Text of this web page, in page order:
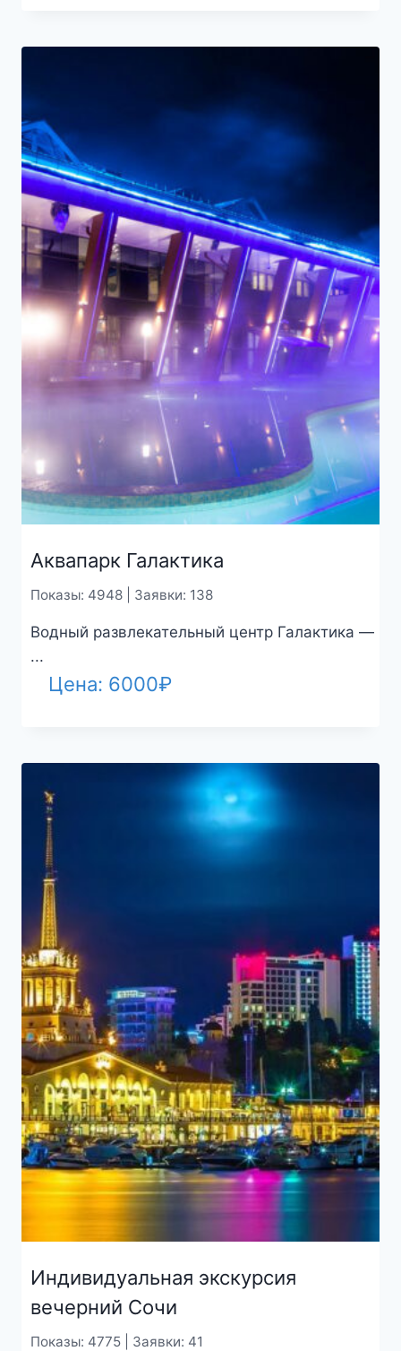
Аквапарк Галактика
Показы: 4948 | Заявки: 138
Водный развлекательный центр Галактика —
...
Цена: 6000₽
Индивидуальная экскурсия
вечерний Сочи
Показы: 4775 | Заявки: 41